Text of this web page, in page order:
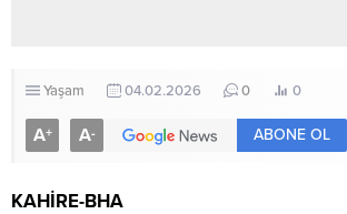
Yaşam 04.02.2026 0 0
A+ A- ABONE OL
KAHİRE-BHA